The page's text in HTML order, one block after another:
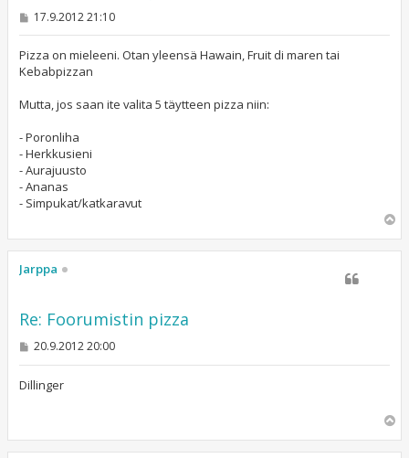
V
s
t
i
17.9.2012 21:10
Pizza on mieleeni. Otan yleensä Hawain, Fruit di maren tai
Kebabpizzan
Mutta, jos saan ite valita 5 täytteen pizza niin:
- Poronliha
- Herkkusieni
- Aurajuusto
- Ananas
- Simpukat/katkaravut
l
ö
Jarppa
Re: Foorumistin pizza
V
e
s
20.9.2012 20:00
Dillinger
ö